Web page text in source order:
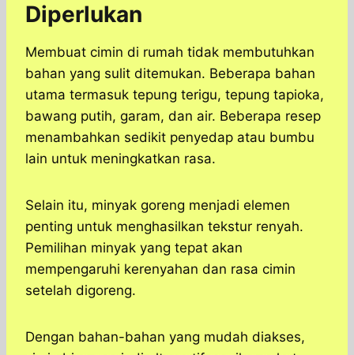
Diperlukan
Membuat cimin di rumah tidak membutuhkan
bahan yang sulit ditemukan. Beberapa bahan
utama termasuk tepung terigu, tepung tapioka,
bawang putih, garam, dan air. Beberapa resep
menambahkan sedikit penyedap atau bumbu
lain untuk meningkatkan rasa.
Selain itu, minyak goreng menjadi elemen
penting untuk menghasilkan tekstur renyah.
Pemilihan minyak yang tepat akan
mempengaruhi kerenyahan dan rasa cimin
setelah digoreng.
Dengan bahan-bahan yang mudah diakses,